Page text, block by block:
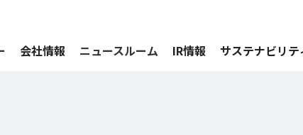
会社情報 ニュースルーム IR情報 サステナビリテ